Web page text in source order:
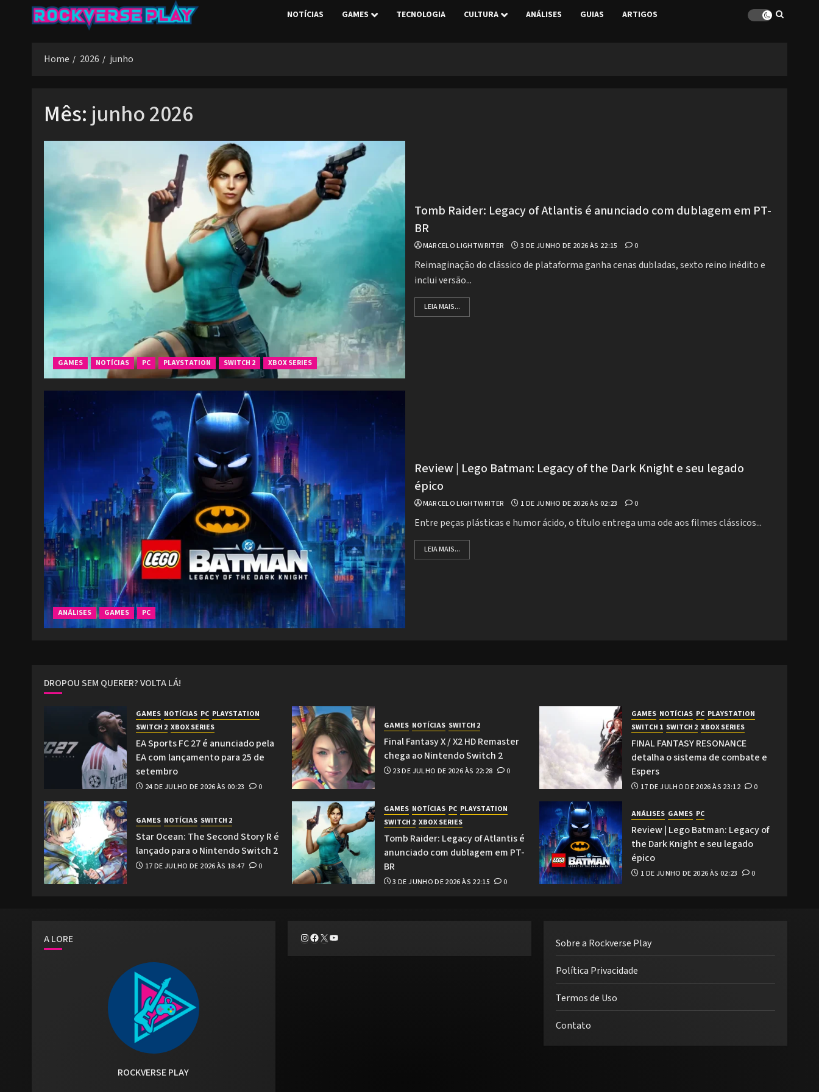
NOTÍCIAS GAMES TECNOLOGIA CULTURA ANÁLISES GUIAS ARTIGOS
Home 2026 junho
Mês: junho 2026
GAMES NOTÍCIAS PC PLAYSTATION SWITCH 2 XBOX SERIES
Tomb Raider: Legacy of Atlantis é anunciado com dublagem em PT-
BR
MARCELO LIGHTWRITER 3 DE JUNHO DE 2026 ÀS 22:15 0
Reimaginação do clássico de plataforma ganha cenas dubladas, sexto reino inédito e
inclui versão...
LEIA MAIS...
ANÁLISES GAMES PC
Review | Lego Batman: Legacy of the Dark Knight e seu legado
épico
MARCELO LIGHTWRITER 1 DE JUNHO DE 2026 ÀS 02:23 0
Entre peças plásticas e humor ácido, o título entrega uma ode aos filmes clássicos...
LEIA MAIS...
DROPOU SEM QUERER? VOLTA LÁ!
GAMES NOTÍCIAS PC PLAYSTATION
SWITCH 2 XBOX SERIES
EA Sports FC 27 é anunciado pela
EA com lançamento para 25 de
setembro
24 DE JULHO DE 2026 ÀS 00:23 0
GAMES NOTÍCIAS SWITCH 2
Final Fantasy X / X2 HD Remaster
chega ao Nintendo Switch 2
23 DE JULHO DE 2026 ÀS 22:28 0
GAMES NOTÍCIAS PC PLAYSTATION
SWITCH 1 SWITCH 2 XBOX SERIES
FINAL FANTASY RESONANCE
detalha o sistema de combate e
Espers
17 DE JULHO DE 2026 ÀS 23:12 0
GAMES NOTÍCIAS SWITCH 2
Star Ocean: The Second Story R é
lançado para o Nintendo Switch 2
17 DE JULHO DE 2026 ÀS 18:47 0
GAMES NOTÍCIAS PC PLAYSTATION
SWITCH 2 XBOX SERIES
Tomb Raider: Legacy of Atlantis é
anunciado com dublagem em PT-
BR
3 DE JUNHO DE 2026 ÀS 22:15 0
ANÁLISES GAMES PC
Review | Lego Batman: Legacy of
the Dark Knight e seu legado
épico
1 DE JUNHO DE 2026 ÀS 02:23 0
A LORE
ROCKVERSE PLAY
Instagram
Facebook
X Youtube Sobre a Rockverse Play
Política Privacidade
Termos de Uso
Contato